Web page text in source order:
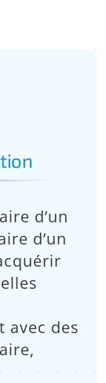
d’un
d’un
avec des